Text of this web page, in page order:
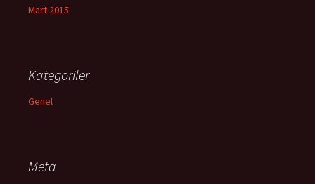
Mart 2015
Kategoriler
Genel
Meta